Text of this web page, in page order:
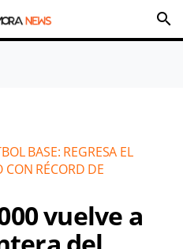
search
BASE: REGRESA EL
CON RÉCORD DE
vuelve a